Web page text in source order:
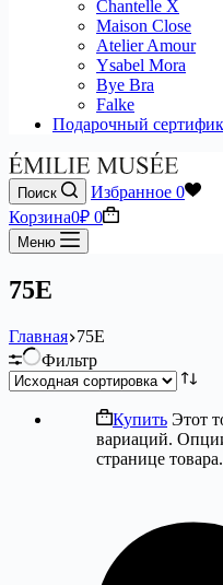
Chantelle X
Maison Close
Atelier Amour
Ysabel Mora
Bye Bra
Falke
Подарочный
Поиск Избранное 0
Корзина0₽ 0
Меню
75E
Главная 75E
Фильтр
Купить Этот
вариаций.
странице товара.